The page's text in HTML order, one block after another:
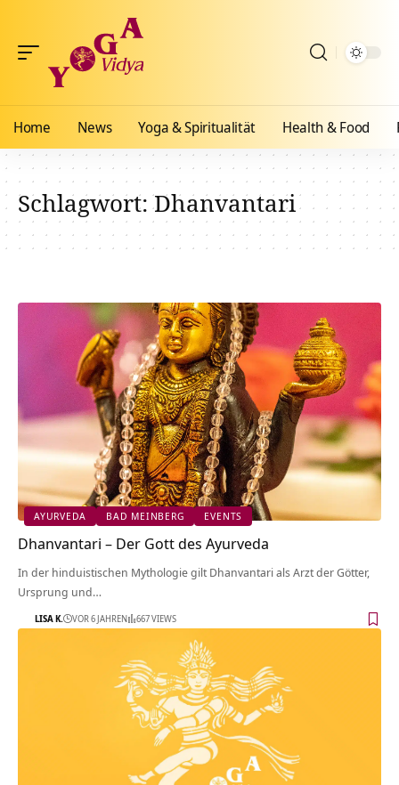
Home News Yoga & Spiritualität Health & Food
Schlagwort:Dhanvantari
AYURVEDA BAD MEINBERG EVENTS
Dhanvantari – Der Gott des Ayurveda
In der hinduistischen Mythologie gilt Dhanvantari als Arzt der Götter,
Ursprung und…
LISA K. VOR 6 JAHREN 667 VIEWS